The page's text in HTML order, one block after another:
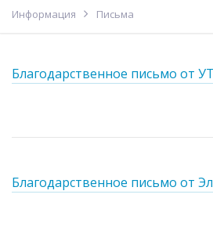
Информация Письма
Благодарственное письмо от
Благодарственное письмо от